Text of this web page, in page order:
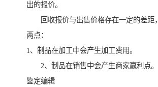
出的报价。
回收报价与出售价格存在一定的差距
两点：
1、制品在加工中会产生加工费用。
2、制品在销售中会产生商家赢利点。
鉴定编辑